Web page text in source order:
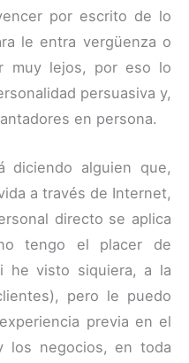
por escrito de lo
le entra vergüenza o
muy lejos, por eso lo
persuasiva y,
en persona.
alguien que,
a través de Internet,
directo se aplica
tengo el placer de
he visto siquiera, a la
pero le puedo
previa en el
los negocios, en toda